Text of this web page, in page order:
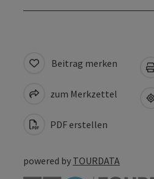
Beitrag merken
zum Merkzettel
PDF erstellen
powered by TOURDATA